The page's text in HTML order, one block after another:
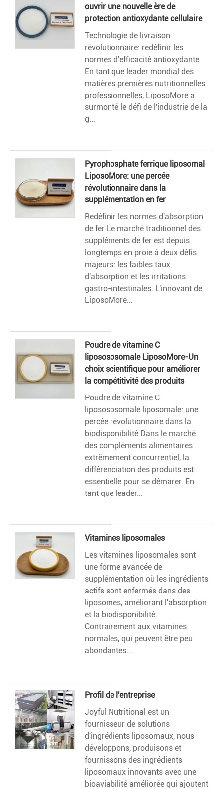
ouvrir une nouvelle ère de
protection antioxydante cellulaire
Technologie de livraison
révolutionnaire: redéfinir les
normes d'efficacité antioxydante
En tant que leader mondial des
matières premières nutritionnelles
professionnelles, LiposoMore a
surmonté le défi de l'industrie de la
g...
Pyrophosphate ferrique liposomal
LiposoMore: une percée
révolutionnaire dans la
supplémentation en fer
Redéfinir les normes d'absorption
de fer Le marché traditionnel des
suppléments de fer est depuis
longtemps en proie à deux défis
majeurs: les faibles taux
d'absorption et les irritations
gastro-intestinales. L'innovant de
LiposoMore...
Poudre de vitamine C
liposososomale LiposoMore-Un
choix scientifique pour améliorer
la compétitivité des produits
Poudre de vitamine C
liposososomale liposomale: une
percée révolutionnaire dans la
biodisponibilité Dans le marché
des compléments alimentaires
extrêmement concurrentiel, la
différenciation des produits est
essentielle pour se démarer. En
tant que leader...
Vitamines liposomales
Les vitamines liposomales sont
une forme avancée de
supplémentation où les ingrédients
actifs sont enfermés dans des
liposomes, améliorant l'absorption
et la biodisponibilité.
Contrairement aux vitamines
normales, qui peuvent être peu
abondantes...
Profil de l'entreprise
Joyful Nutritional est un
fournisseur de solutions
d'ingrédients liposomaux, nous
développons, produisons et
fournissons des ingrédients
liposomaux innovants avec une
bioaviabilité améliorée qui ajoutent